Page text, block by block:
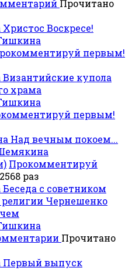
Прочитано
Христос Воскресе!
первым!
Византийские купола
храма
первым!
Над вечным покоем...
Прокомментируй
раз
Беседа с советником
Чернешенко
Прочитано
Первый выпуск